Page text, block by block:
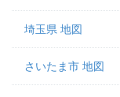
埼玉県 地図
さいたま市 地図